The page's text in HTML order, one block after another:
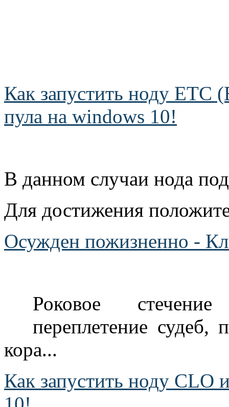
Как запустить ноду ETC
пула на windows 10!
В данном случаи нода
Для достижения
Осужден пожизненно -
Роковое
переплетение судеб,
кора...
Как запустить ноду CLO